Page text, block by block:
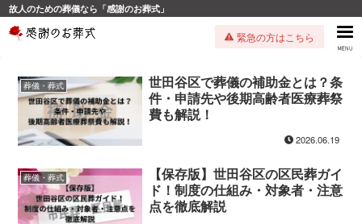
故人のための葬儀なら「感謝のお葬式」
緊急の方はこちら
葬儀・葬式
世田谷区で葬儀の補助金とは？条
件・申請先や後期高齢者医療葬祭
費も解説！
2026.06.19
葬儀・葬式
【保存版】世田谷区の区民葬ガイ
ド！制度の仕組み・対象者・注意
点を徹底解説